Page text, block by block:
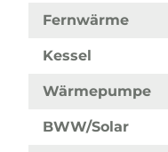
Fernwärme
Kessel
Wärmepumpe
BWW/Solar